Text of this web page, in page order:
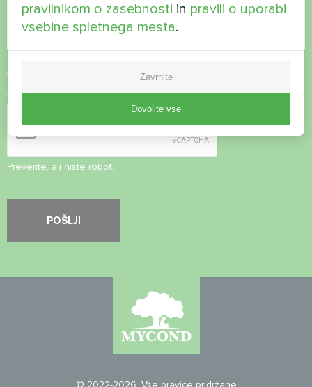
pravilnik o zasebnosti
Varnostni pregled
Preverite, ali niste robot.
© 2022-2026. Vse pravice pridržane
pravilnikom o zasebnosti in pravili o uporabi
vsebine spletnega mesta.
Zavrnite
Dovolite vse